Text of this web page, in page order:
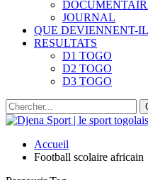
JOURNAL
QUE DEVIENNENT-
RESULTATS
D1 TOGO
D2 TOGO
D3 TOGO
Accueil
Football scolaire africain